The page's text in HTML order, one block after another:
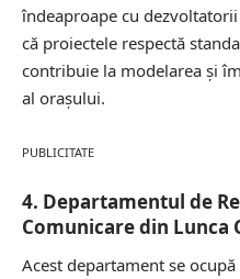
îndeaproape cu
că proiectele respectă
contribuie la modelarea și
al orașului.
PUBLICITATE
4. Departamentul de
Comunicare din
Acest departament se